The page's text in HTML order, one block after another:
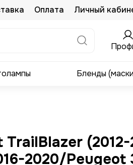
Оплата Личный
Бленды
TrailBlazer
2020/Peugeot